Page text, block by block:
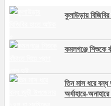
কুলাউড়ায়
কমলগঞ্জে শিশুকে
তিন মাস ধরে
অর্ধাহারে-